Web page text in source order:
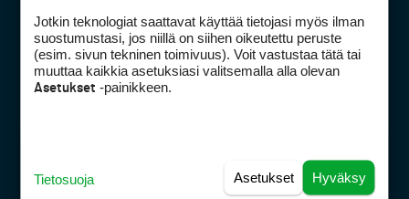
Golfpisteen yhteystiedot
DSA avoimuusraportti
Asiakaspalvelu
(digi) digi@otavamedia.fi
Jotkin teknologiat saattavat käyttää tietojasi myös ilman
suostumustasi, jos niillä on siihen oikeutettu peruste
(esim. sivun tekninen toimivuus). Voit vastustaa tätä tai
muuttaa kaikkia asetuksiasi valitsemalla alla olevan
Asetukset -painikkeen.
Hyväksy
Asetukset
Tietosuoja